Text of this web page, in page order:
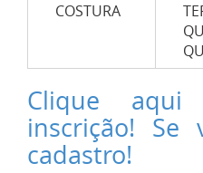
COSTURA
Clique
inscrição! Se
cadastro!